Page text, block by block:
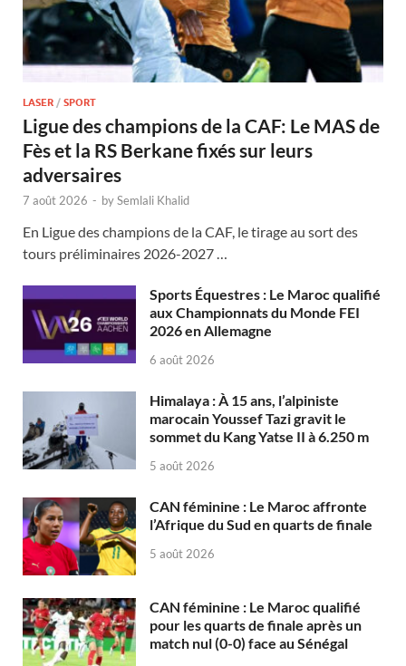
LASER / SPORT
Ligue des champions de la CAF: Le MAS de
Fès et la RS Berkane fixés sur leurs
adversaires
7 août 2026 - bySemlali Khalid
En Ligue des champions de la CAF, le tirage au sort des
tours préliminaires 2026-2027 …
Sports Équestres : Le Maroc qualifié
aux Championnats du Monde FEI
2026 en Allemagne
6 août 2026
Himalaya : À 15 ans, l’alpiniste
marocain Youssef Tazi gravit le
sommet du Kang Yatse II à 6.250 m
5 août 2026
CAN féminine : Le Maroc affronte
l’Afrique du Sud en quarts de finale
5 août 2026
CAN féminine : Le Maroc qualifié
pour les quarts de finale après un
match nul (0-0) face au Sénégal